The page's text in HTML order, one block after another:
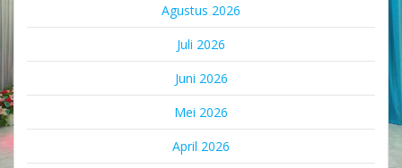
Agustus 2026
Juli 2026
Juni 2026
Mei 2026
April 2026